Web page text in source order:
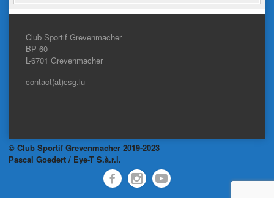
Club Sportif Grevenmacher
BP 60
L-6701 Grevenmacher
contact(at)csg.lu
© Club Sportif Grevenmacher 2019-2023
Pascal Goedert / Eye-T S.à.r.l.